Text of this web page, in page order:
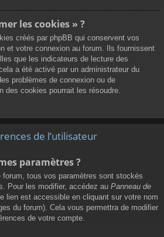
les cookies » ?
créés par phpBB qui conservent vos
et votre connexion au forum. Ils fournissent
que les indicateurs de lecture des
a été activé par un administrateur du
problèmes de connexion ou de
des cookies pourrait les résoudre.
de l’utilisateur
paramètres ?
tous vos paramètres sont stockés
Pour les modifier, accédez au Panneau de
lien est accessible en cliquant sur votre nom
du forum). Cela vous permettra de modifier
de votre compte.